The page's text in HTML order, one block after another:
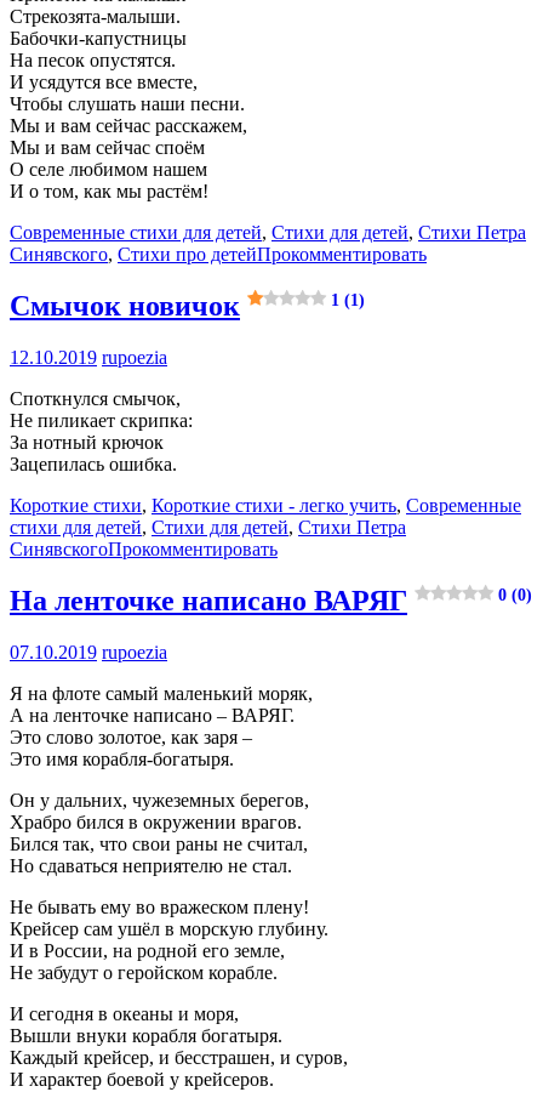
Стрекозята-малыши.
Бабочки-капустницы
На песок опустятся.
И усядутся все вместе,
Чтобы слушать наши песни.
Мы и вам сейчас расскажем,
Мы и вам сейчас споём
О селе любимом нашем
И о том, как мы растём!
Современные стихи для детей, Стихи для детей, Стихи Петра
Синявского, Стихи про детейПрокомментировать
Смычок новичок 1 (1)
12.10.2019 rupoezia
Споткнулся смычок,
Не пиликает скрипка:
За нотный крючок
Зацепилась ошибка.
Короткие стихи, Короткие стихи - легко учить, Современные
стихи для детей, Стихи для детей, Стихи Петра
СинявскогоПрокомментировать
На ленточке написано ВАРЯГ 0 (0)
07.10.2019 rupoezia
Я на флоте самый маленький моряк,
А на ленточке написано – ВАРЯГ.
Это слово золотое, как заря –
Это имя корабля-богатыря.
Он у дальних, чужеземных берегов,
Храбро бился в окружении врагов.
Бился так, что свои раны не считал,
Но сдаваться неприятелю не стал.
Не бывать ему во вражеском плену!
Крейсер сам ушёл в морскую глубину.
И в России, на родной его земле,
Не забудут о геройском корабле.
И сегодня в океаны и моря,
Вышли внуки корабля богатыря.
Каждый крейсер, и бесстрашен, и суров,
И характер боевой у крейсеров.